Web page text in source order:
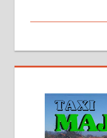
На продају
стамбене
2х150м2,
грејање
адресе. 063/